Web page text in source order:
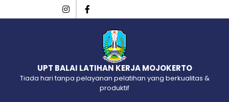
UPT BALAI LATIHAN KERJA MOJOKERTO
Tiada hari tanpa pelayanan pelatihan yang berkualitas &
produktif